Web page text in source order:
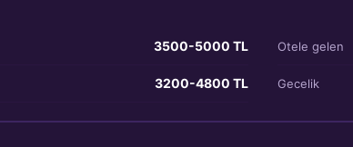
3500-5000 TL Otele gelen
3200-4800 TL Gecelik